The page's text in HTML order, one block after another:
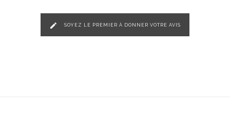
edit SOYEZ LE PREMIER À DONNER VOTRE AVIS